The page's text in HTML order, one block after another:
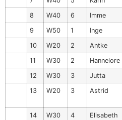
8
W40 6 Imme
9
W50 1 Inge
10
W20 2 Antke
11
W30 2 Hannelore
12
W30 3 Jutta
13
W20 3 Astrid
14
W30 4 Elisabeth